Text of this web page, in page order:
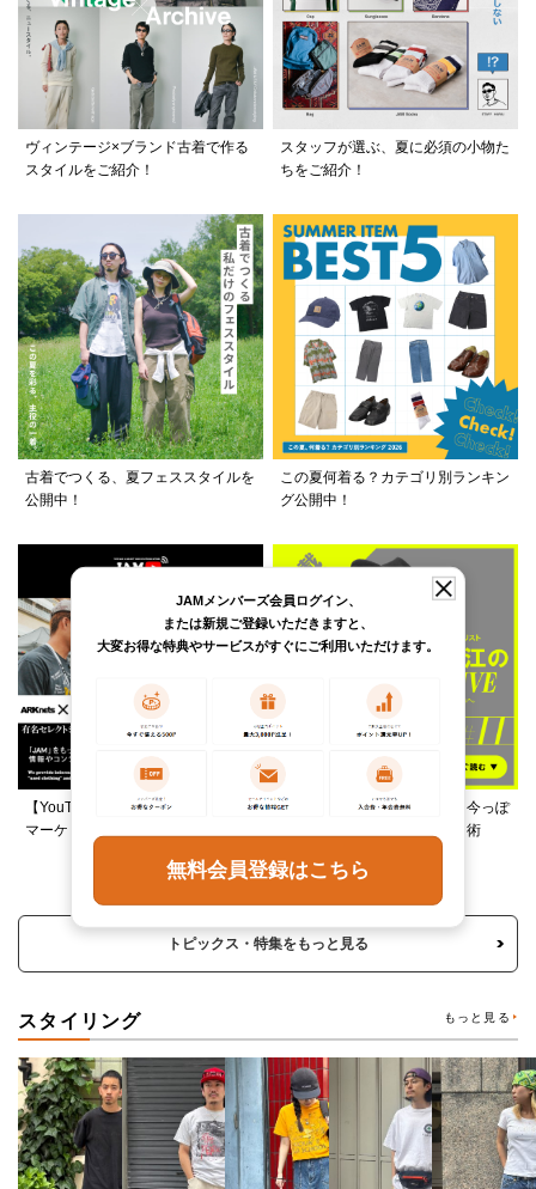
ヴィンテージ×ブランド古着で作る
スタイルをご紹介！
スタッフが選ぶ、夏に必須の小物た
ちをご紹介！
古着でつくる、夏フェススタイルを
公開中！
この夏何着る？カテゴリ別ランキン
グ公開中！
【YouTube】ARKnetsコラボ！028
マーケットで本気ショッピング
柄ワンピースは夏の切り札、今っぽ
く着るレイヤード＆ミックス術
トピックス・特集をもっと見る
スタイリング もっと見る
JAMメンバーズ会員ログイン、
または新規ご登録いただきますと、
大変お得な特典やサービスがすぐにご利用いただけます。
無料会員登録はこちら